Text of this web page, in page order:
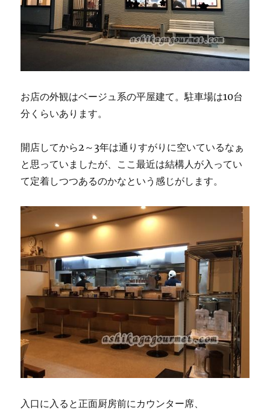
お店の外観はベージュ系の平屋建て。駐車場は10台
分くらいあります。
開店してから2～3年は通りすがりに空いているなぁ
と思っていましたが、ここ最近は結構人が入ってい
て定着しつつあるのかなという感じがします。
入口に入ると正面厨房前にカウンター席、